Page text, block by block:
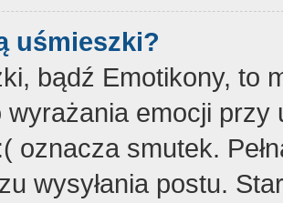
uśmieszki?
bądź Emotikony, to
wyrażania emocji
oznacza smutek.
wysyłania postu.